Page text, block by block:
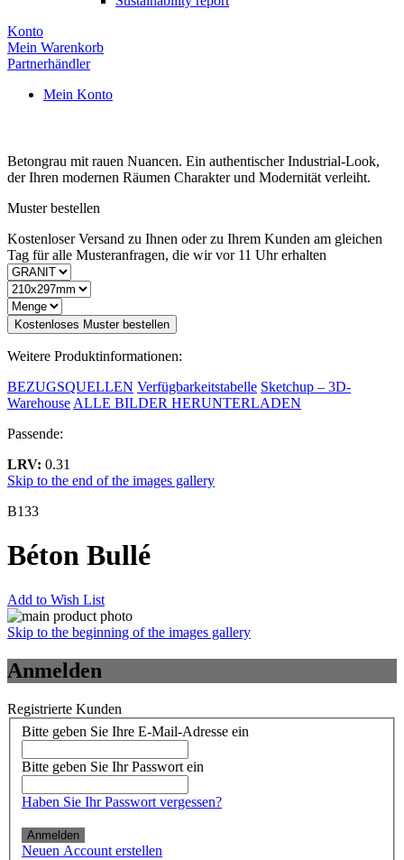
Konto
Mein Warenkorb
Partnerhändler
Mein Konto
Betongrau mit rauen Nuancen. Ein authentischer Industrial-Look,
der Ihren modernen Räumen Charakter und Modernität verleiht.
Muster bestellen
Kostenloser Versand zu Ihnen oder zu Ihrem Kunden am gleichen
Tag für alle Musteranfragen, die wir vor 11 Uhr erhalten
Kostenloses Muster bestellen
Weitere Produktinformationen:
BEZUGSQUELLEN Verfügbarkeitstabelle Sketchup – 3D-
Warehouse ALLE BILDER HERUNTERLADEN
Passende:
LRV: 0.31
Skip to the end of the images gallery
B133
Béton Bullé
Add to Wish List
Skip to the beginning of the images gallery
Anmelden
Registrierte Kunden
Bitte geben Sie Ihre E-Mail-Adresse ein
Bitte geben Sie Ihr Passwort ein
Haben Sie Ihr Passwort vergessen?
Anmelden
Neuen Account erstellen